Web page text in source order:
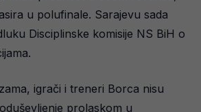
u polufinale. Sarajevu sada
Disciplinske komisije NS BiH o
igrači i treneri Borca nisu
prolaskom u